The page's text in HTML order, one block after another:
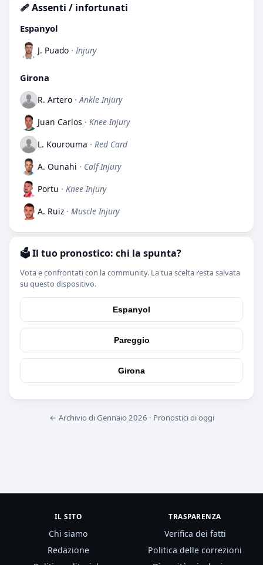
🩹 Assenti / infortunati
Espanyol
J. Puado · Injury
Girona
R. Artero · Ankle Injury
Juan Carlos · Knee Injury
L. Kourouma · Red Card
A. Ounahi · Calf Injury
Portu · Knee Injury
A. Ruiz · Muscle Injury
🗳️ Il tuo pronostico: chi la spunta?
Vota e confrontati con la community. La tua scelta resta salvata
su questo dispositivo.
Espanyol
Pareggio
Girona
← Archivio di Gennaio 2026 · Pronostici di oggi
IL SITO
Chi siamo
Redazione
TRASPARENZA
Verifica dei fatti
Politica delle correzioni